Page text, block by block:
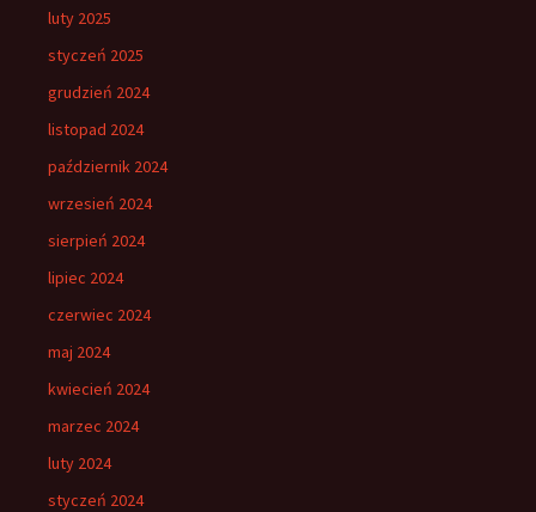
luty 2025
styczeń 2025
grudzień 2024
listopad 2024
październik 2024
wrzesień 2024
sierpień 2024
lipiec 2024
czerwiec 2024
maj 2024
kwiecień 2024
marzec 2024
luty 2024
styczeń 2024